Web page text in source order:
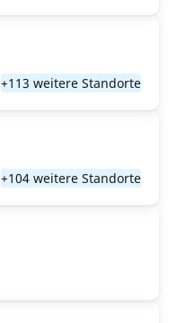
+113 weitere Standorte
+104 weitere Standorte